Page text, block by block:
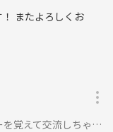
またよろしくお
おう❗️【初心者大歓迎❗️】に参加